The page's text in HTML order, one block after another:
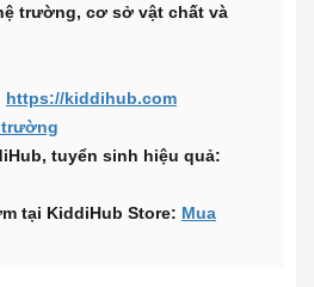
trường, cơ sở vật chất và
https://kiddihub.com
trường
tuyển sinh hiệu quả:
tại KiddiHub Store: Mua